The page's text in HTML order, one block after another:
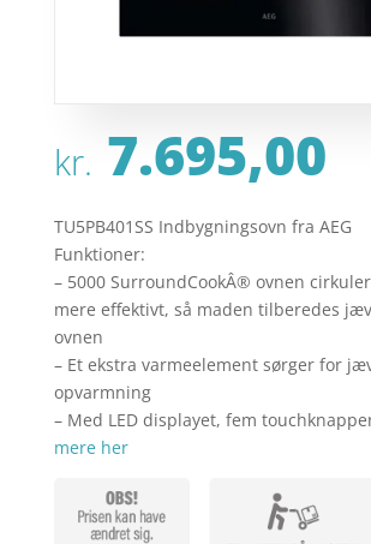
kr. 7.695,00
TU5PB401SS Indbygningsovn fra AEG
Funktioner:
– 5000 SurroundCookÂ® ovnen
mere effektivt, så maden tilberedes
ovnen
– Et ekstra varmeelement sørger for
opvarmning
– Med LED displayet, fem
mere her